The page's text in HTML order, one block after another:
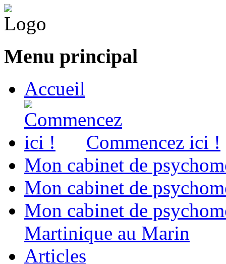
Menu principal
Accueil
Commencez ici !
Mon cabinet de
Mon cabinet de
Mon cabinet de
Martinique au Marin
Articles